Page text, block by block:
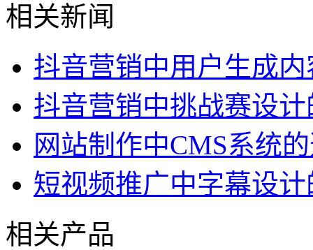
相关新闻
抖音营销中用户生成
抖音营销中挑战赛设
网站制作中CMS系统
短视频推广中字幕设
相关产品